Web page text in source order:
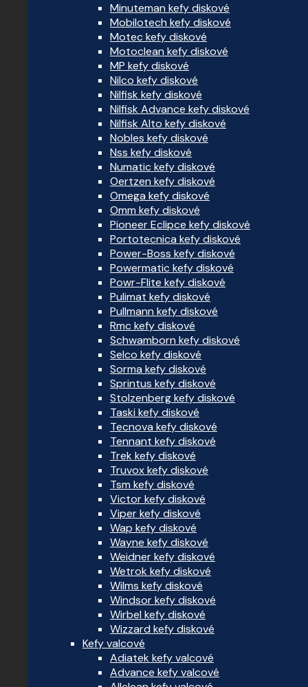
Minuteman kefy diskové
Mobilotech kefy diskové
Motec kefy diskové
Motoclean kefy diskové
MP kefy diskové
Nilco kefy diskové
Nilfisk kefy diskové
Nilfisk Advance kefy diskové
Nilfisk Alto kefy diskové
Nobles kefy diskové
Nss kefy diskové
Numatic kefy diskové
Oertzen kefy diskové
Omega kefy diskové
Omm kefy diskové
Pioneer Eclipce kefy diskové
Portotecnica kefy diskové
Power-Boss kefy diskové
Powermatic kefy diskové
Powr-Flite kefy diskové
Pulimat kefy diskové
Pullmann kefy diskové
Rmc kefy diskové
Schwamborn kefy diskové
Selco kefy diskové
Sorma kefy diskové
Sprintus kefy diskové
Stolzenberg kefy diskové
Taski kefy diskové
Tecnova kefy diskové
Tennant kefy diskové
Trek kefy diskové
Truvox kefy diskové
Tsm kefy diskové
Victor kefy diskové
Viper kefy diskové
Wap kefy diskové
Wayne kefy diskové
Weidner kefy diskové
Wetrok kefy diskové
Wilms kefy diskové
Windsor kefy diskové
Wirbel kefy diskové
Wizzard kefy diskové
Kefy valcové
Adiatek kefy valcové
Advance kefy valcové